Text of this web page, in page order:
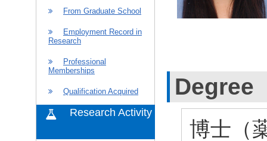
From Graduate School
Employment Record in
Research
Professional
Memberships
Qualification Acquired
Research Activity
Degree
博士（